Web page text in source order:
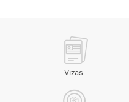
Vīzas